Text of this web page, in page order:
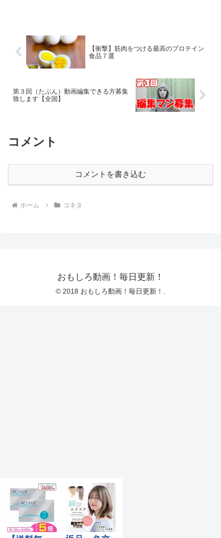
【衝撃】筋肉をつける最高のプロテイン
食品７選
第３回（たぶん）動画編集できる方募集
致します【全国】
コメント
コメントを書き込む
ホーム コネタ
おもしろ動画！毎日更新！
© 2018 おもしろ動画！毎日更新！.